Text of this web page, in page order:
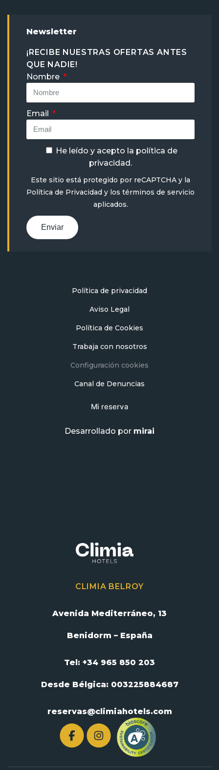
Newsletter
¡RECIBE NUESTRAS OFERTAS ANTES
QUE NADIE!
Nombre
Email
He leído y acepto la política de
privacidad.
Este sitio está protegido por reCAPTCHA y la
Política de Privacidad y los términos de servicio
aplicados.
Enviar
Política de privacidad
Aviso Legal
Política de Cookies
Trabaja con nosotros
Configuración cookies
Canal de Denuncias
Mi reserva
Desarrollado por mirai
CLIMIA BELROY
Avenida Mediterráneo, 13
Benidorm – España
Tel: +34 965 850 203
Desde Bélgica: 003225884687
reservas@climiahotels.com